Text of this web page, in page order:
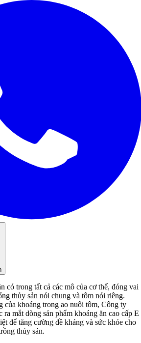
có trong tất cả các mô của cơ thể, đóng vai
thủy sản nói chung và tôm nói riêng.
của khoáng trong ao nuôi tôm, Công ty
mắt dòng sản phẩm khoáng ăn cao cấp E
để tăng cường đề kháng và sức khỏe cho
thủy sản.